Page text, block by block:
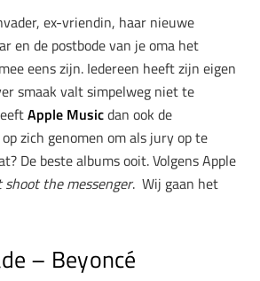
ex-vriendin, haar nieuwe
en de postbode van je oma het
eens zijn. Iedereen heeft zijn eigen
smaak valt simpelweg niet te
Apple Musicdan ook de
zich genomen om als jury op te
De beste albums ooit. Volgens Apple
shoot the messenger. Wij gaan het
– Beyoncé